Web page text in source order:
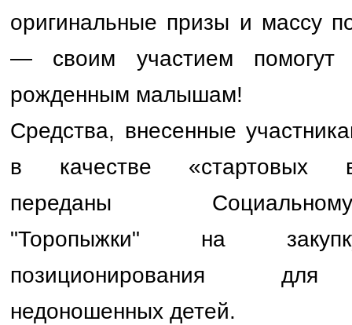
оригинальные призы и массу
— своим участием
рожденным малышам!
Средства, внесенные
в качестве «стартовых
переданы
"Торопыжки" на
позиционирования для
недоношенных детей.